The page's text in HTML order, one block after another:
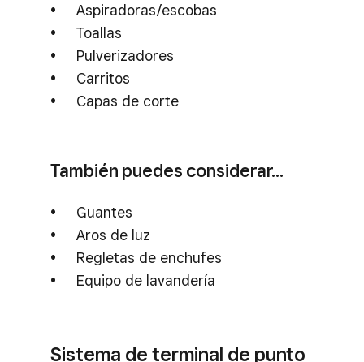
Aspiradoras/escobas
Toallas
Pulverizadores
Carritos
Capas de corte
También puedes considerar…
Guantes
Aros de luz
Regletas de enchufes
Equipo de lavandería
Sistema de terminal de punto